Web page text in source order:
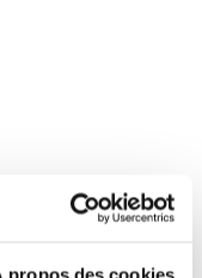
propos des cookies